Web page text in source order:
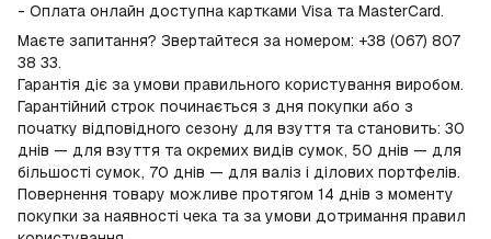
- Оплата онлайн доступна картками Visa та MasterCard.
Маєте запитання? Звертайтеся за номером: +38 (067) 807
38 33.
Гарантія діє за умови правильного користування виробом.
Гарантійний строк починається з дня покупки або з
початку відповідного сезону для взуття та становить: 30
днів — для взуття та окремих видів сумок, 50 днів — для
більшості сумок, 70 днів — для валіз і ділових портфелів.
Повернення товару можливе протягом 14 днів з моменту
покупки за наявності чека та за умови дотримання правил